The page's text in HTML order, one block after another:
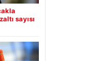
sayısı